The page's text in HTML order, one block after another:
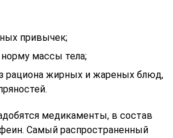
привычек;
массы тела;
рациона жирных и жареных блюд,
медикаменты, в состав
Самый распространенный